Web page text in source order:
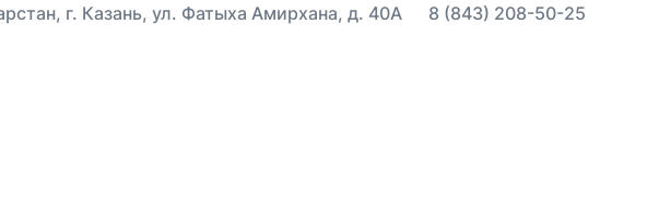
г. Казань, ул. Фатыха Амирхана, д. 40А 8 (843) 208-50-25